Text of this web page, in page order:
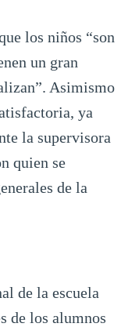
los niños “son
un gran
Asimismo
ya
la supervisora
quien se
de la
de la escuela
de los alumnos